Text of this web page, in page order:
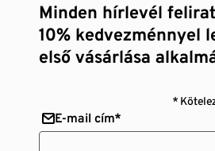
Minden hírlevél
10% kedvezménnyel
első vásárlása
*
E-mail cím*